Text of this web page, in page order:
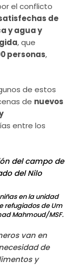
el conflicto
de
y agua y
, que
personas,
de estos
de nuevos
entre los
en la unidad
refugiados de Um
Mahmoud/MSF.
van en
de
y